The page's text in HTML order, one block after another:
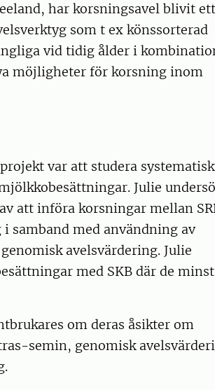
har korsningsavel blivit ett
som t ex könssorterad
vid tidig ålder i
möjligheter för korsning inom
var att studera systematisk
Julie
att införa korsningar mellan
samband med användning av
avelsvärdering. Julie
med SKB där de minst
om deras åsikter om
semin, genomisk